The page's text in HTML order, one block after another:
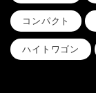
コンパクト
ハイトワゴン